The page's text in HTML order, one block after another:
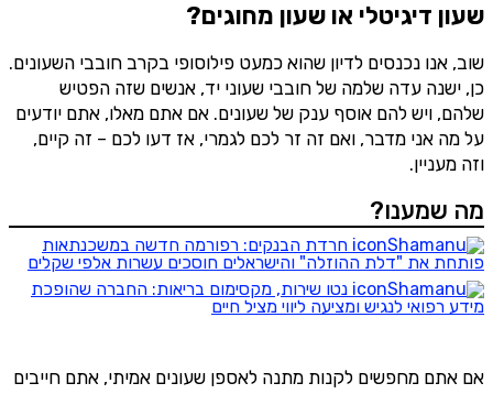
שעון דיגיטלי או שעון מחוגים?
שוב, אנו נכנסים לדיון שהוא כמעט פילוסופי בקרב חובבי השעונים.
כן, ישנה עדה שלמה של חובבי שעוני יד, אנשים שזה הפטיש
שלהם, ויש להם אוסף ענק של שעונים. אם אתם מאלו, אתם יודעים
על מה אני מדבר, ואם זה זר לכם לגמרי, אז דעו לכם – זה קיים,
וזה מעניין.
מה שמענו?
חרדת הבנקים: רפורמה חדשה במשכנתאות
פותחת את "דלת ההוזלה" והישראלים חוסכים עשרות אלפי שקלים
נטו שירות, מקסימום בריאות: החברה שהופכת
מידע רפואי לנגיש ומציעה ליווי מציל חיים
אם אתם מחפשים לקנות מתנה לאספן שעונים אמיתי, אתם חייבים